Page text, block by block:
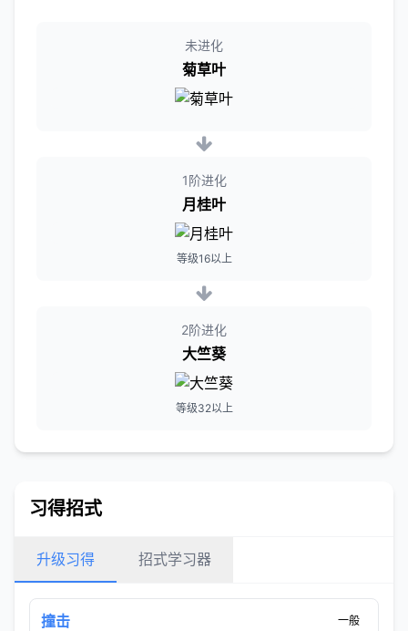
未进化
菊草叶
1阶进化
月桂叶
等级16以上
2阶进化
大竺葵
等级32以上
习得招式
升级习得 招式学习器
撞击 一般